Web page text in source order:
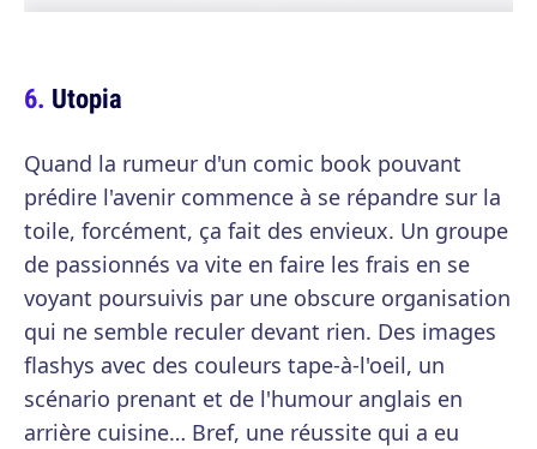
Utopia
Quand la rumeur d'un comic book pouvant
prédire l'avenir commence à se répandre sur la
toile, forcément, ça fait des envieux. Un groupe
de passionnés va vite en faire les frais en se
voyant poursuivis par une obscure organisation
qui ne semble reculer devant rien. Des images
flashys avec des couleurs tape-à-l'oeil, un
scénario prenant et de l'humour anglais en
arrière cuisine… Bref, une réussite qui a eu